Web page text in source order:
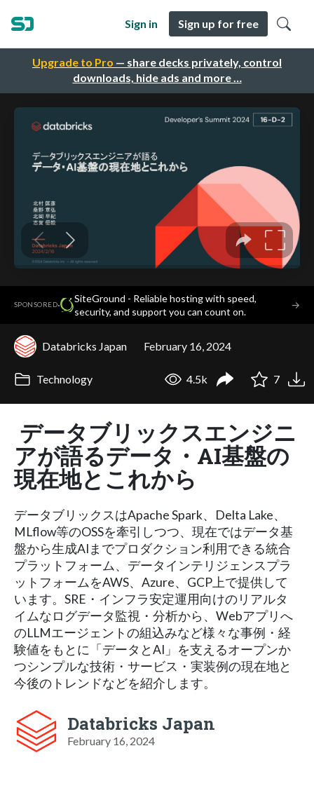
Upgrade to Pro — share decks privately, control
downloads, hide ads and more …
Sign in Sign up for free
SPONSORED·
SiteGround - Reliable hosting with speed,
security, and support you can count on.
→
Databricks Japan February 16, 2024
Technology 4.5k 7
データブリックスエンジニ
アが語るデータ・AI基盤の
現在地とこれから
データブリックスはApache Spark、Delta Lake、
MLflow等のOSSを牽引しつつ、現在ではデータ基
盤から生成AIまでプロダクション利用できる統合
プラットフォーム、データインテリジェンスプラ
ットフォームをAWS、Azure、GCP上で提供して
います。SRE・インフラ安定運用向けのリアルタ
イムなログデータ監視・分析から、Webアプリへ
のLLMエージェントの組込みなど様々な事例・経
験値をもとに「データとAI」を支えるオープンか
つシンプルな技術・サービス・実装例の現在地と
今後のトレンドなどを紹介します。
Databricks Japan
February 16, 2024